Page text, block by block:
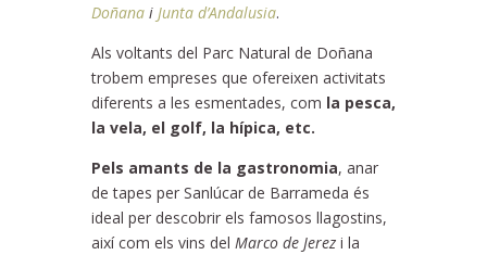
Doñana i Junta d’Andalusia.
Als voltants del Parc Natural de Doñana
trobem empreses que ofereixen activitats
diferents a les esmentades, com la pesca,
la vela, el golf, la hípica, etc.
Pels amants de la gastronomia, anar
de tapes per Sanlúcar de Barrameda és
ideal per descobrir els famosos llagostins,
així com els vins del Marco de Jerez i la